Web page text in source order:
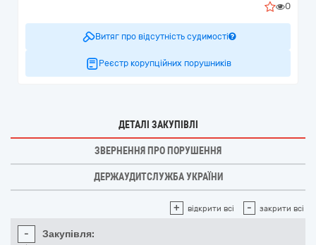
0
Витяг про відсутність судимості
Реєстр корупційних порушників
ДЕТАЛІ ЗАКУПІВЛІ
ЗВЕРНЕННЯ ПРО ПОРУШЕННЯ
ДЕРЖАУДИТСЛУЖБА УКРАЇНИ
+ відкрити всі - закрити всі
- Закупівля: